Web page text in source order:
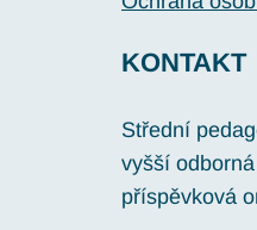
KONTAKT
Střední
vyšší
příspěvková